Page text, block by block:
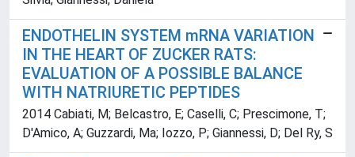
ENDOTHELIN SYSTEM mRNA VARIATION
IN THE HEART OF ZUCKER RATS:
EVALUATION OF A POSSIBLE BALANCE
WITH NATRIURETIC PEPTIDES
2014 Cabiati, M; Belcastro, E; Caselli, C; Prescimone, T;
D'Amico, A; Guzzardi, Ma; Iozzo, P; Giannessi, D; Del Ry, S